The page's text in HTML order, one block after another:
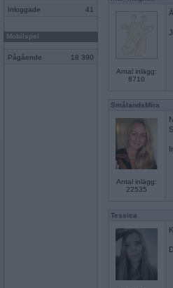
Inloggade 41
Mobilspel
Pågående 18 390
Antal inlägg:
8710
SmålandsMira
Antal inlägg:
22535
Tessica